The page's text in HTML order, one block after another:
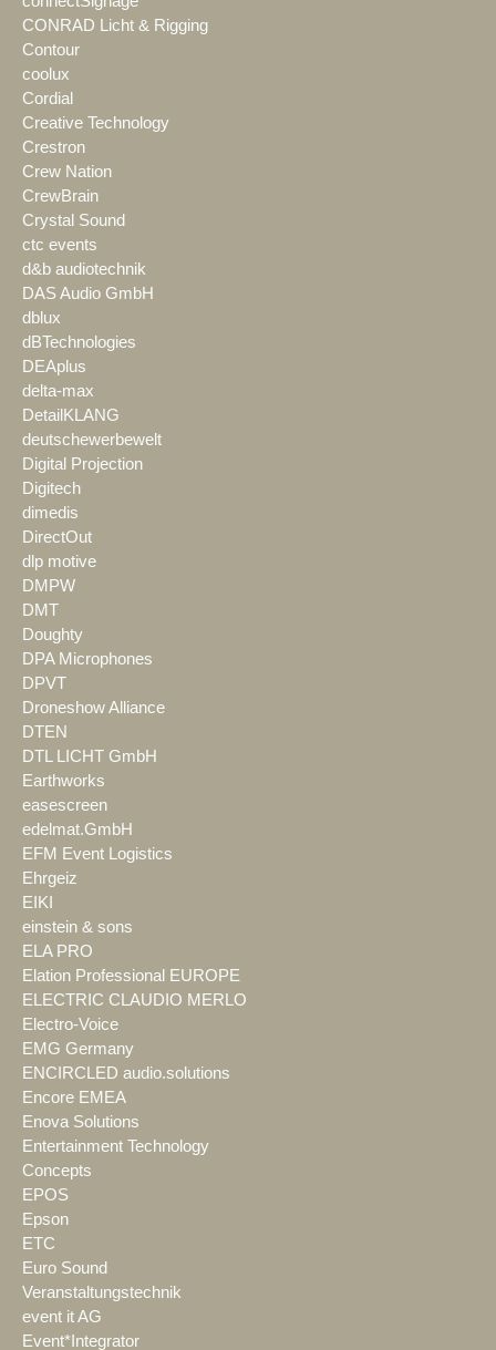
CONRAD Licht & Rigging
Contour
coolux
Cordial
Creative Technology
Crestron
Crew Nation
CrewBrain
Crystal Sound
ctc events
d&b audiotechnik
DAS Audio GmbH
dblux
dBTechnologies
DEAplus
delta-max
DetailKLANG
deutschewerbewelt
Digital Projection
Digitech
dimedis
DirectOut
dlp motive
DMPW
DMT
Doughty
DPA Microphones
DPVT
Droneshow Alliance
DTEN
DTL LICHT GmbH
Earthworks
easescreen
edelmat.GmbH
EFM Event Logistics
Ehrgeiz
EIKI
einstein & sons
ELA PRO
Elation Professional EUROPE
ELECTRIC CLAUDIO MERLO
Electro-Voice
EMG Germany
ENCIRCLED audio.solutions
Encore EMEA
Enova Solutions
Entertainment Technology
Concepts
EPOS
Epson
ETC
Euro Sound
Veranstaltungstechnik
event it AG
Event*Integrator